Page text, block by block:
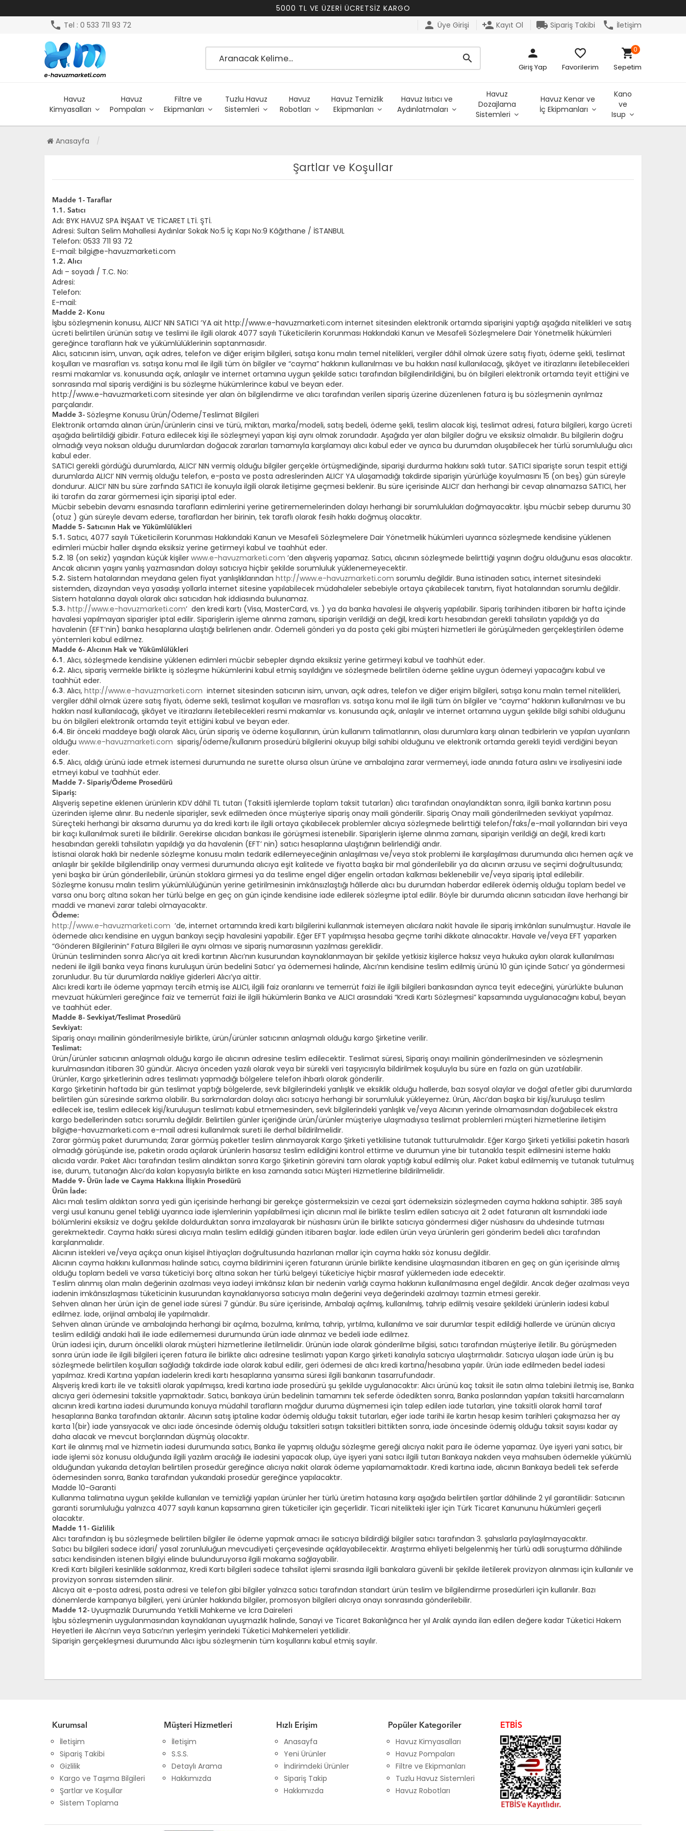
5000 TL VE ÜZERİ ÜCRETSİZ KARGO
phone Tel : 0 533 711 93 72 person Üye Girişi person_add Kayıt Ol local_shipping Sipariş Takibi phone İletişim
search person
Giriş Yap
favorite_border
Favorilerim
shopping_cart
Sepetim
0
Havuz
Kimyasalları
Havuz
Pompaları
Filtre ve
Ekipmanları
Tuzlu Havuz
Sistemleri
Havuz
Robotları
Havuz Temizlik
Ekipmanları
Havuz Isıtıcı ve
Aydınlatmaları
Havuz
Dozajlama
Sistemleri
Havuz Kenar ve
İç Ekipmanları
Kano
ve
Isup
Anasayfa
Şartlar ve Koşullar
Madde 1- Taraflar
1.1. Satıcı
Adı: BYK HAVUZ SPA İNŞAAT VE TİCARET LTİ. ŞTİ.
Adresi: Sultan Selim Mahallesi Aydınlar Sokak No:5 İç Kapı No:9 Kâğıthane / İSTANBUL
Telefon: 0533 711 93 72
E-mail: bilgi@e-havuzmarketi.com
1.2. Alıcı
Adı – soyadı / T.C. No:
Adresi:
Telefon:
E-mail:
Madde 2- Konu
İşbu sözleşmenin konusu, ALICI’ NIN SATICI ’YA ait http://www.e-havuzmarketi.com internet sitesinden elektronik ortamda siparişini yaptığı aşağıda nitelikleri ve satış
ücreti belirtilen ürünün satışı ve teslimi ile ilgili olarak 4077 sayılı Tüketicilerin Korunması Hakkındaki Kanun ve Mesafeli Sözleşmelere Dair Yönetmelik hükümleri
gereğince tarafların hak ve yükümlülüklerinin saptanmasıdır.
Alıcı, satıcının isim, unvan, açık adres, telefon ve diğer erişim bilgileri, satışa konu malın temel nitelikleri, vergiler dâhil olmak üzere satış fiyatı, ödeme şekli, teslimat
koşulları ve masrafları vs. satışa konu mal ile ilgili tüm ön bilgiler ve “cayma” hakkının kullanılması ve bu hakkın nasıl kullanılacağı, şikâyet ve itirazlarını iletebilecekleri
resmi makamlar vs. konusunda açık, anlaşılır ve internet ortamına uygun şekilde satıcı tarafından bilgilendirildiğini, bu ön bilgileri elektronik ortamda teyit ettiğini ve
sonrasında mal sipariş verdiğini is bu sözleşme hükümlerince kabul ve beyan eder.
http://www.e-havuzmarketi.com sitesinde yer alan ön bilgilendirme ve alıcı tarafından verilen sipariş üzerine düzenlenen fatura iş bu sözleşmenin ayrılmaz
parçalarıdır.
Madde 3- Sözleşme Konusu Ürün/Ödeme/Teslimat Bilgileri
Elektronik ortamda alınan ürün/ürünlerin cinsi ve türü, miktarı, marka/modeli, satış bedeli, ödeme şekli, teslim alacak kişi, teslimat adresi, fatura bilgileri, kargo ücreti
aşağıda belirtildiği gibidir. Fatura edilecek kişi ile sözleşmeyi yapan kişi aynı olmak zorundadır. Aşağıda yer alan bilgiler doğru ve eksiksiz olmalıdır. Bu bilgilerin doğru
olmadığı veya noksan olduğu durumlardan doğacak zararları tamamıyla karşılamayı alıcı kabul eder ve ayrıca bu durumdan oluşabilecek her türlü sorumluluğu alıcı
kabul eder.
SATICI gerekli gördüğü durumlarda, ALICI’ NIN vermiş olduğu bilgiler gerçekle örtüşmediğinde, siparişi durdurma hakkını saklı tutar. SATICI siparişte sorun tespit ettiği
durumlarda ALICI’ NIN vermiş olduğu telefon, e-posta ve posta adreslerinden ALICI’ YA ulaşamadığı takdirde siparişin yürürlüğe koyulmasını 15 (on beş) gün süreyle
dondurur. ALICI’ NIN bu süre zarfında SATICI ile konuyla ilgili olarak iletişime geçmesi beklenir. Bu süre içerisinde ALICI’ dan herhangi bir cevap alınamazsa SATICI, her
iki tarafın da zarar görmemesi için siparişi iptal eder.
Mücbir sebebin devamı esnasında tarafların edimlerini yerine getirememelerinden dolayı herhangi bir sorumlulukları doğmayacaktır. İşbu mücbir sebep durumu 30
(otuz ) gün süreyle devam ederse, taraflardan her birinin, tek taraflı olarak fesih hakkı doğmuş olacaktır.
Madde 5- Satıcının Hak ve Yükümlülükleri
5.1. Satıcı, 4077 sayılı Tüketicilerin Korunması Hakkındaki Kanun ve Mesafeli Sözleşmelere Dair Yönetmelik hükümleri uyarınca sözleşmede kendisine yüklenen
edimleri mücbir haller dışında eksiksiz yerine getirmeyi kabul ve taahhüt eder.
5.2. 18 (on sekiz) yaşından küçük kişiler www.e-havuzmarketi.com ’den alışveriş yapamaz. Satıcı, alıcının sözleşmede belirttiği yaşının doğru olduğunu esas alacaktır.
Ancak alıcının yaşını yanlış yazmasından dolayı satıcıya hiçbir şekilde sorumluluk yüklenemeyecektir.
5.2. Sistem hatalarından meydana gelen fiyat yanlışlıklarından http://www.e-havuzmarketi.com sorumlu değildir. Buna istinaden satıcı, internet sitesindeki
sistemden, dizayndan veya yasadışı yollarla internet sitesine yapılabilecek müdahaleler sebebiyle ortaya çıkabilecek tanıtım, fiyat hatalarından sorumlu değildir.
Sistem hatalarına dayalı olarak alıcı satıcıdan hak iddiasında bulunamaz.
5.3. http://www.e-havuzmarketi.com’ den kredi kartı (Visa, MasterCard, vs. ) ya da banka havalesi ile alışveriş yapılabilir. Sipariş tarihinden itibaren bir hafta içinde
havalesi yapılmayan siparişler iptal edilir. Siparişlerin işleme alınma zamanı, siparişin verildiği an değil, kredi kartı hesabından gerekli tahsilatın yapıldığı ya da
havalenin (EFT’nin) banka hesaplarına ulaştığı belirlenen andır. Ödemeli gönderi ya da posta çeki gibi müşteri hizmetleri ile görüşülmeden gerçekleştirilen ödeme
yöntemleri kabul edilmez.
Madde 6- Alıcının Hak ve Yükümlülükleri
6.1 . Alıcı, sözleşmede kendisine yüklenen edimleri mücbir sebepler dışında eksiksiz yerine getirmeyi kabul ve taahhüt eder.
6.2. Alıcı, sipariş vermekle birlikte iş sözleşme hükümlerini kabul etmiş sayıldığını ve sözleşmede belirtilen ödeme şekline uygun ödemeyi yapacağını kabul ve
taahhüt eder.
6.3. Alıcı, http://www.e-havuzmarketi.com internet sitesinden satıcının isim, unvan, açık adres, telefon ve diğer erişim bilgileri, satışa konu malın temel nitelikleri,
vergiler dâhil olmak üzere satış fiyatı, ödeme sekli, teslimat koşulları ve masrafları vs. satışa konu mal ile ilgili tüm ön bilgiler ve “cayma” hakkının kullanılması ve bu
hakkın nasıl kullanılacağı, şikâyet ve itirazlarını iletebilecekleri resmi makamlar vs. konusunda açık, anlaşılır ve internet ortamına uygun şekilde bilgi sahibi olduğunu
bu ön bilgileri elektronik ortamda teyit ettiğini kabul ve beyan eder.
6.4. Bir önceki maddeye bağlı olarak Alıcı, ürün sipariş ve ödeme koşullarının, ürün kullanım talimatlarının, olası durumlara karşı alınan tedbirlerin ve yapılan uyarıların
olduğu www.e-havuzmarketi.com sipariş/ödeme/kullanım prosedürü bilgilerini okuyup bilgi sahibi olduğunu ve elektronik ortamda gerekli teyidi verdiğini beyan
eder.
6.5. Alıcı, aldığı ürünü iade etmek istemesi durumunda ne surette olursa olsun ürüne ve ambalajına zarar vermemeyi, iade anında fatura aslını ve irsaliyesini iade
etmeyi kabul ve taahhüt eder.
Madde 7- Sipariş/Ödeme Prosedürü
Sipariş:
Alışveriş sepetine eklenen ürünlerin KDV dâhil TL tutarı (Taksitli işlemlerde toplam taksit tutarları) alıcı tarafından onaylandıktan sonra, ilgili banka kartının posu
üzerinden işleme alınır. Bu nedenle siparişler, sevk edilmeden önce müşteriye sipariş onay maili gönderilir. Sipariş Onay maili gönderilmeden sevkiyat yapılmaz.
Süreçteki herhangi bir aksama durumu ya da kredi kartı ile ilgili ortaya çıkabilecek problemler alıcıya sözleşmede belirttiği telefon/faks/e-mail yollarından biri veya
bir kaçı kullanılmak sureti ile bildirilir. Gerekirse alıcıdan bankası ile görüşmesi istenebilir. Siparişlerin işleme alınma zamanı, siparişin verildiği an değil, kredi kartı
hesabından gerekli tahsilatın yapıldığı ya da havalenin (EFT’ nin) satıcı hesaplarına ulaştığının belirlendiği andır.
İstisnai olarak haklı bir nedenle sözleşme konusu malın tedarik edilemeyeceğinin anlaşılması ve/veya stok problemi ile karşılaşılması durumunda alıcı hemen açık ve
anlaşılır bir şekilde bilgilendirilip onay vermesi durumunda alıcıya eşit kalitede ve fiyatta başka bir mal gönderilebilir ya da alıcının arzusu ve seçimi doğrultusunda;
yeni başka bir ürün gönderilebilir, ürünün stoklara girmesi ya da teslime engel diğer engelin ortadan kalkması beklenebilir ve/veya sipariş iptal edilebilir.
Sözleşme konusu malın teslim yükümlülüğünün yerine getirilmesinin imkânsızlaştığı hâllerde alıcı bu durumdan haberdar edilerek ödemiş olduğu toplam bedel ve
varsa onu borç altına sokan her türlü belge en geç on gün içinde kendisine iade edilerek sözleşme iptal edilir. Böyle bir durumda alıcının satıcıdan ilave herhangi bir
maddi ve manevi zarar talebi olmayacaktır.
Ödeme:
http://www.e-havuzmarketi.com ’de, internet ortamında kredi kartı bilgilerini kullanmak istemeyen alıcılara nakit havale ile sipariş imkânları sunulmuştur. Havale ile
ödemede alıcı kendisine en uygun bankayı seçip havalesini yapabilir. Eğer EFT yapılmışsa hesaba geçme tarihi dikkate alınacaktır. Havale ve/veya EFT yaparken
“Gönderen Bilgilerinin” Fatura Bilgileri ile aynı olması ve sipariş numarasının yazılması gereklidir.
Ürünün tesliminden sonra Alıcı’ya ait kredi kartının Alıcı’nın kusurundan kaynaklanmayan bir şekilde yetkisiz kişilerce haksız veya hukuka aykırı olarak kullanılması
nedeni ile ilgili banka veya finans kuruluşun ürün bedelini Satıcı’ ya ödememesi halinde, Alıcı’nın kendisine teslim edilmiş ürünü 10 gün içinde Satıcı’ ya göndermesi
zorunludur. Bu tür durumlarda nakliye giderleri Alıcı’ya aittir.
Alıcı kredi kartı ile ödeme yapmayı tercih etmiş ise ALICI, ilgili faiz oranlarını ve temerrüt faizi ile ilgili bilgileri bankasından ayrıca teyit edeceğini, yürürlükte bulunan
mevzuat hükümleri gereğince faiz ve temerrüt faizi ile ilgili hükümlerin Banka ve ALICI arasındaki “Kredi Kartı Sözleşmesi” kapsamında uygulanacağını kabul, beyan
ve taahhüt eder.
Madde 8- Sevkiyat/Teslimat Prosedürü
Sevkiyat:
Sipariş onayı mailinin gönderilmesiyle birlikte, ürün/ürünler satıcının anlaşmalı olduğu kargo Şirketine verilir.
Teslimat:
Ürün/ürünler satıcının anlaşmalı olduğu kargo ile alıcının adresine teslim edilecektir. Teslimat süresi, Sipariş onayı mailinin gönderilmesinden ve sözleşmenin
kurulmasından itibaren 30 gündür. Alıcıya önceden yazılı olarak veya bir sürekli veri taşıyıcısıyla bildirilmek koşuluyla bu süre en fazla on gün uzatılabilir.
Ürünler, Kargo şirketlerinin adres teslimatı yapmadığı bölgelere telefon ihbarlı olarak gönderilir.
Kargo Şirketinin haftada bir gün teslimat yaptığı bölgelerde, sevk bilgilerindeki yanlışlık ve eksiklik olduğu hallerde, bazı sosyal olaylar ve doğal afetler gibi durumlarda
belirtilen gün süresinde sarkma olabilir. Bu sarkmalardan dolayı alıcı satıcıya herhangi bir sorumluluk yükleyemez. Ürün, Alıcı’dan başka bir kişi/kuruluşa teslim
edilecek ise, teslim edilecek kişi/kuruluşun teslimatı kabul etmemesinden, sevk bilgilerindeki yanlışlık ve/veya Alıcının yerinde olmamasından doğabilecek ekstra
kargo bedellerinden satıcı sorumlu değildir. Belirtilen günler içeriğinde ürün/ürünler müşteriye ulaşmadıysa teslimat problemleri müşteri hizmetlerine iletişim
bilgi@e-havuzmarketi.com e-mail adresi kullanılmak sureti ile derhal bildirilmelidir.
Zarar görmüş paket durumunda; Zarar görmüş paketler teslim alınmayarak Kargo Şirketi yetkilisine tutanak tutturulmalıdır. Eğer Kargo Şirketi yetkilisi paketin hasarlı
olmadığı görüşünde ise, paketin orada açılarak ürünlerin hasarsız teslim edildiğini kontrol ettirme ve durumun yine bir tutanakla tespit edilmesini isteme hakkı
alıcıda vardır. Paket Alıcı tarafından teslim alındıktan sonra Kargo Şirketinin görevini tam olarak yaptığı kabul edilmiş olur. Paket kabul edilmemiş ve tutanak tutulmuş
ise, durum, tutanağın Alıcı’da kalan kopyasıyla birlikte en kısa zamanda satıcı Müşteri Hizmetlerine bildirilmelidir.
Madde 9- Ürün İade ve Cayma Hakkına İlişkin Prosedürü
Ürün İade:
Alıcı malı teslim aldıktan sonra yedi gün içerisinde herhangi bir gerekçe göstermeksizin ve cezai şart ödemeksizin sözleşmeden cayma hakkına sahiptir. 385 sayılı
vergi usul kanunu genel tebliği uyarınca iade işlemlerinin yapılabilmesi için alıcının mal ile birlikte teslim edilen satıcıya ait 2 adet faturanın alt kısmındaki iade
bölümlerini eksiksiz ve doğru şekilde doldurduktan sonra imzalayarak bir nüshasını ürün ile birlikte satıcıya göndermesi diğer nüshasını da uhdesinde tutması
gerekmektedir. Cayma hakkı süresi alıcıya malın teslim edildiği günden itibaren başlar. İade edilen ürün veya ürünlerin geri gönderim bedeli alıcı tarafından
karşılanmalıdır.
Alıcının istekleri ve/veya açıkça onun kişisel ihtiyaçları doğrultusunda hazırlanan mallar için cayma hakkı söz konusu değildir.
Alıcının cayma hakkını kullanması halinde satıcı, cayma bildirimini içeren faturanın ürünle birlikte kendisine ulaşmasından itibaren en geç on gün içerisinde almış
olduğu toplam bedeli ve varsa tüketiciyi borç altına sokan her türlü belgeyi tüketiciye hiçbir masraf yüklemeden iade edecektir.
Teslim alınmış olan malın değerinin azalması veya iadeyi imkânsız kılan bir nedenin varlığı cayma hakkının kullanılmasına engel değildir. Ancak değer azalması veya
iadenin imkânsızlaşması tüketicinin kusurundan kaynaklanıyorsa satıcıya malın değerini veya değerindeki azalmayı tazmin etmesi gerekir.
Sehven alınan her ürün için de genel iade süresi 7 gündür. Bu süre içerisinde, Ambalajı açılmış, kullanılmış, tahrip edilmiş vesaire şekildeki ürünlerin iadesi kabul
edilmez. İade, orijinal ambalaj ile yapılmalıdır.
Sehven alınan üründe ve ambalajında herhangi bir açılma, bozulma, kırılma, tahrip, yırtılma, kullanılma ve sair durumlar tespit edildiği hallerde ve ürünün alıcıya
teslim edildiği andaki hali ile iade edilememesi durumunda ürün iade alınmaz ve bedeli iade edilmez.
Ürün iadesi için, durum öncelikli olarak müşteri hizmetlerine iletilmelidir. Ürünün iade olarak gönderilme bilgisi, satıcı tarafından müşteriye iletilir. Bu görüşmeden
sonra ürün iade ile ilgili bilgileri içeren fatura ile birlikte alıcı adresine teslimatı yapan Kargo şirketi kanalıyla satıcıya ulaştırmalıdır. Satıcıya ulaşan iade ürün iş bu
sözleşmede belirtilen koşulları sağladığı takdirde iade olarak kabul edilir, geri ödemesi de alıcı kredi kartına/hesabına yapılır. Ürün iade edilmeden bedel iadesi
yapılmaz. Kredi Kartına yapılan iadelerin kredi kartı hesaplarına yansıma süresi ilgili bankanın tasarrufundadır.
Alışveriş kredi kartı ile ve taksitli olarak yapılmışsa, kredi kartına iade prosedürü şu şekilde uygulanacaktır: Alıcı ürünü kaç taksit ile satın alma talebini iletmiş ise, Banka
alıcıya geri ödemesini taksitle yapmaktadır. Satıcı, bankaya ürün bedelinin tamamını tek seferde ödedikten sonra, Banka poslarından yapılan taksitli harcamaların
alıcının kredi kartına iadesi durumunda konuya müdahil tarafların mağdur duruma düşmemesi için talep edilen iade tutarları, yine taksitli olarak hamil taraf
hesaplarına Banka tarafından aktarılır. Alıcının satış iptaline kadar ödemiş olduğu taksit tutarları, eğer iade tarihi ile kartın hesap kesim tarihleri çakışmazsa her ay
karta 1(bir) iade yansıyacak ve alıcı iade öncesinde ödemiş olduğu taksitleri satışın taksitleri bittikten sonra, iade öncesinde ödemiş olduğu taksit sayısı kadar ay
daha alacak ve mevcut borçlarından düşmüş olacaktır.
Kart ile alınmış mal ve hizmetin iadesi durumunda satıcı, Banka ile yapmış olduğu sözleşme gereği alıcıya nakit para ile ödeme yapamaz. Üye işyeri yani satıcı, bir
iade işlemi söz konusu olduğunda ilgili yazılım aracılığı ile iadesini yapacak olup, üye işyeri yani satıcı ilgili tutarı Bankaya nakden veya mahsuben ödemekle yükümlü
olduğundan yukarıda detayları belirtilen prosedür gereğince alıcıya nakit olarak ödeme yapılamamaktadır. Kredi kartına iade, alıcının Bankaya bedeli tek seferde
ödemesinden sonra, Banka tarafından yukarıdaki prosedür gereğince yapılacaktır.
Madde 10-Garanti
Kullanma talimatına uygun şekilde kullanılan ve temizliği yapılan ürünler her türlü üretim hatasına karşı aşağıda belirtilen şartlar dâhilinde 2 yıl garantilidir: Satıcının
garanti sorumluluğu yalnızca 4077 sayılı kanun kapsamına giren tüketiciler için geçerlidir. Ticari nitelikteki işler için Türk Ticaret Kanununu hükümleri geçerli
olacaktır.
Madde 11- Gizlilik
Alıcı tarafından iş bu sözleşmede belirtilen bilgiler ile ödeme yapmak amacı ile satıcıya bildirdiği bilgiler satıcı tarafından 3. şahıslarla paylaşılmayacaktır.
Satıcı bu bilgileri sadece idari/ yasal zorunluluğun mevcudiyeti çerçevesinde açıklayabilecektir. Araştırma ehliyeti belgelenmiş her türlü adli soruşturma dâhilinde
satıcı kendisinden istenen bilgiyi elinde bulunduruyorsa ilgili makama sağlayabilir.
Kredi Kartı bilgileri kesinlikle saklanmaz, Kredi Kartı bilgileri sadece tahsilat işlemi sırasında ilgili bankalara güvenli bir şekilde iletilerek provizyon alınması için kullanılır ve
provizyon sonrası sistemden silinir.
Alıcıya ait e-posta adresi, posta adresi ve telefon gibi bilgiler yalnızca satıcı tarafından standart ürün teslim ve bilgilendirme prosedürleri için kullanılır. Bazı
dönemlerde kampanya bilgileri, yeni ürünler hakkında bilgiler, promosyon bilgileri alıcıya onayı sonrasında gönderilebilir.
Madde 12- Uyuşmazlık Durumunda Yetkili Mahkeme ve İcra Daireleri
İşbu sözleşmenin uygulanmasından kaynaklanan uyuşmazlık halinde, Sanayi ve Ticaret Bakanlığınca her yıl Aralık ayında ilan edilen değere kadar Tüketici Hakem
Heyetleri ile Alıcı’nın veya Satıcı’nın yerleşim yerindeki Tüketici Mahkemeleri yetkilidir.
Siparişin gerçekleşmesi durumunda Alıcı işbu sözleşmenin tüm koşullarını kabul etmiş sayılır.
Kurumsal
İletişim
Sipariş Takibi
Gizlilik
Kargo ve Taşıma Bilgileri
Şartlar ve Koşullar
Sistem Toplama
Müşteri Hizmetleri
İletişim
S.S.S.
Detaylı Arama
Hakkımızda
Hızlı Erişim
Anasayfa
Yeni Ürünler
İndirimdeki Ürünler
Sipariş Takip
Hakkımızda
Popüler Kategoriler
Havuz Kimyasalları
Havuz Pompaları
Filtre ve Ekipmanları
Tuzlu Havuz Sistemleri
Havuz Robotları
ETBİS